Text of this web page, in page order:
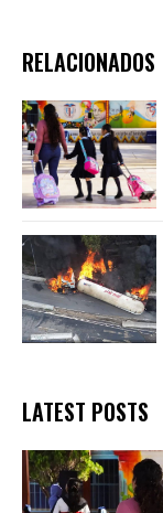
RELACIONADOS
LATEST POSTS